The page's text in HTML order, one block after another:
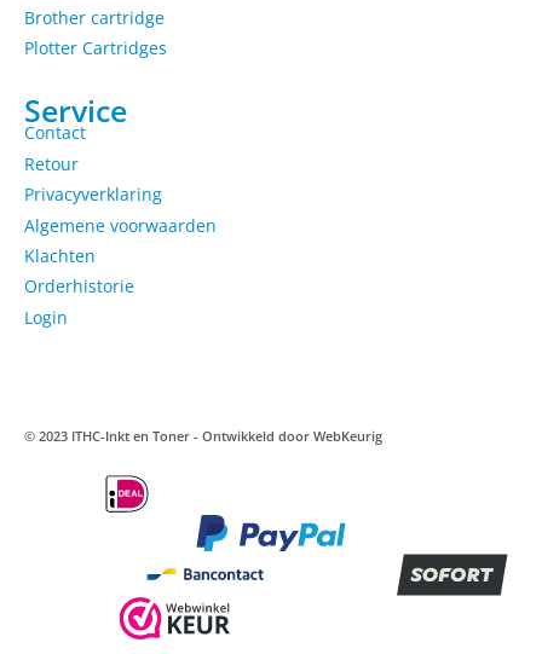
Brother cartridge
Plotter Cartridges
Service
Contact
Retour
Privacyverklaring
Algemene voorwaarden
Klachten
Orderhistorie
Login
© 2023 ITHC-Inkt en Toner - Ontwikkeld door WebKeurig